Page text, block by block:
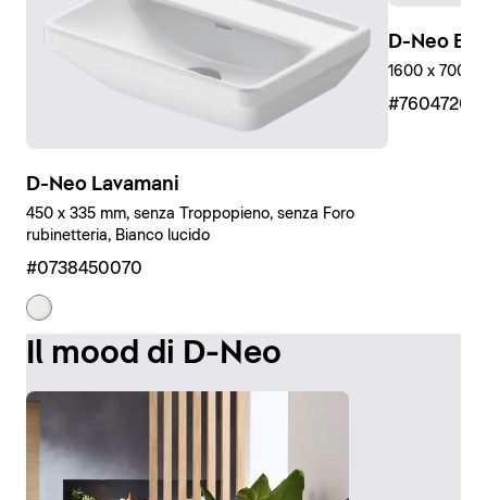
D-Neo Lavamani
450 x 335 mm, senza Troppopieno, senza Foro
rubinetteria, Bianco lucido
#0738450070
D-Neo
1600 x 700
Il mood di D-Neo